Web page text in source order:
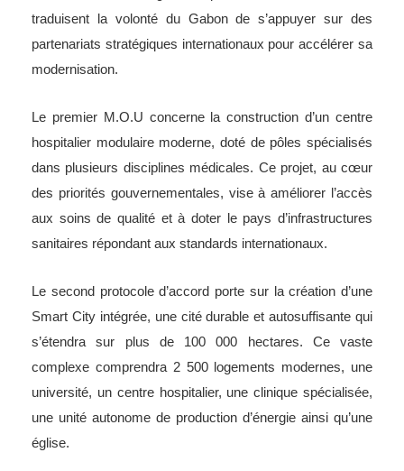
traduisent la volonté du Gabon de s’appuyer sur des
partenariats stratégiques internationaux pour accélérer sa
modernisation.
Le premier M.O.U concerne la construction d’un centre
hospitalier modulaire moderne, doté de pôles spécialisés
dans plusieurs disciplines médicales. Ce projet, au cœur
des priorités gouvernementales, vise à améliorer l’accès
aux soins de qualité et à doter le pays d’infrastructures
sanitaires répondant aux standards internationaux.
Le second protocole d’accord porte sur la création d’une
Smart City intégrée, une cité durable et autosuffisante qui
s’étendra sur plus de 100 000 hectares. Ce vaste
complexe comprendra 2 500 logements modernes, une
université, un centre hospitalier, une clinique spécialisée,
une unité autonome de production d’énergie ainsi qu’une
église.